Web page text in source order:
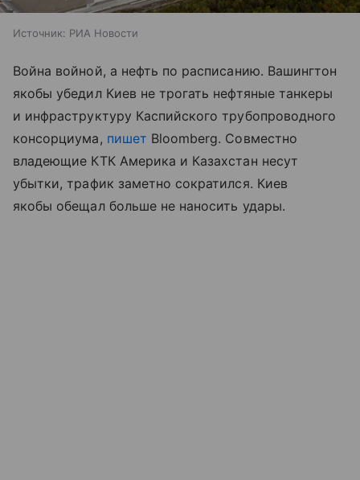
Источник: РИА Новости
Война войной, а нефть по расписанию. Вашингтон
якобы убедил Киев не трогать нефтяные танкеры
и инфраструктуру Каспийского трубопроводного
консорциума, пишет Bloomberg. Совместно
владеющие КТК Америка и Казахстан несут
убытки, трафик заметно сократился. Киев
якобы обещал больше не наносить удары.